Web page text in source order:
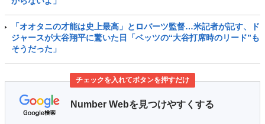
「オオタニの才能は史上最高」とロバーツ監督…米記者が記す、ド
ジャースが大谷翔平に驚いた日「ベッツの“大谷打席時のリード”も
そうだった」
チェックを入れてボタンを押すだけ
Number Webを見つけやすくする